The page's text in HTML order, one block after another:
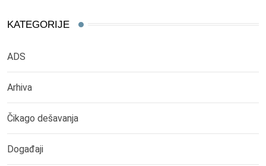
KATEGORIJE
ADS
Arhiva
Čikago dešavanja
Događaji